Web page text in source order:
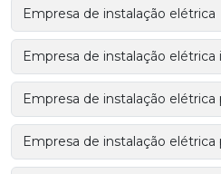
Empresa de instalação elétrica
Empresa de instalação elétrica
Empresa de instalação elétrica
Empresa de instalação elétrica